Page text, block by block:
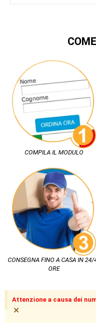
COMPILA IL MODULO
CONSEGNA FINO A CASA IN 24/
ORE
Attenzione a causa dei
×